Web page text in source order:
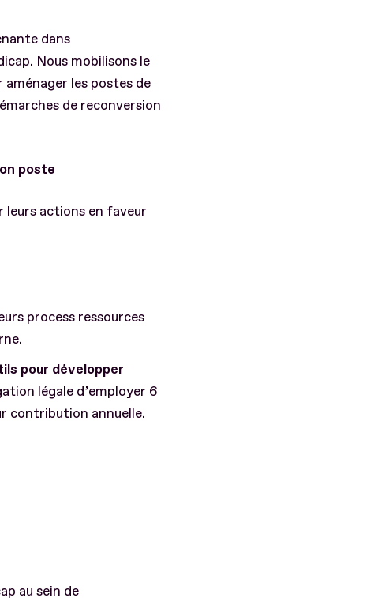
dans
Nous mobilisons le
les postes de
de reconversion
poste
leurs actions en faveur
process ressources
pour développer
légale d’employer 6
contribution annuelle.
au sein de